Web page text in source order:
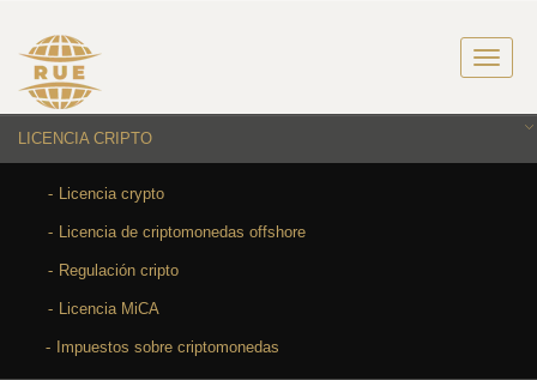
LICENCIA CRIPTO
Licencia crypto
Licencia de criptomonedas offshore
Regulación cripto
Licencia MiCA
Impuestos sobre criptomonedas